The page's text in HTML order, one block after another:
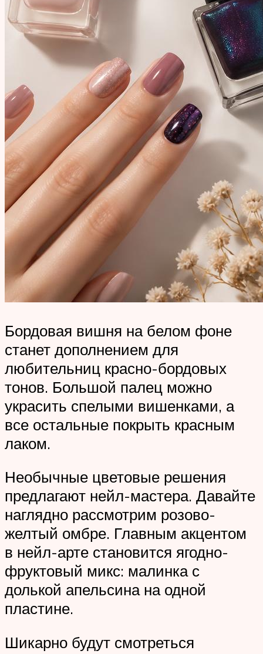
Бордовая вишня на белом фоне
станет дополнением для
любительниц красно-бордовых
тонов. Большой палец можно
украсить спелыми вишенками, а
все остальные покрыть красным
лаком.
Необычные цветовые решения
предлагают нейл-мастера. Давайте
наглядно рассмотрим розово-
желтый омбре. Главным акцентом
в нейл-арте становится ягодно-
фруктовый микс: малинка с
долькой апельсина на одной
пластине.
Шикарно будут смотреться